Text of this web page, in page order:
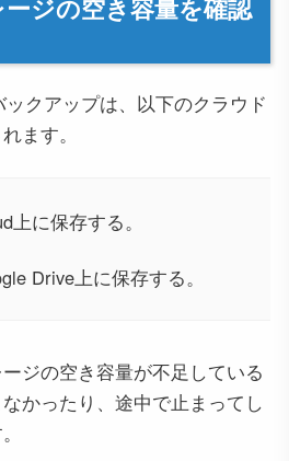
ジの空き容量を確認
クアップは、以下のクラウド
ます。
に保存する。
Drive上に保存する。
ジの空き容量が不足している
かったり、途中で止まってし